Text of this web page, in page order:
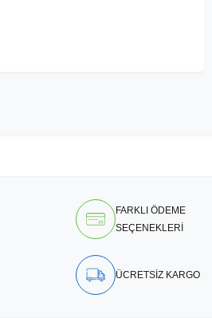
FARKLI ÖDEME
SEÇENEKLERİ
ÜCRETSİZ KARGO